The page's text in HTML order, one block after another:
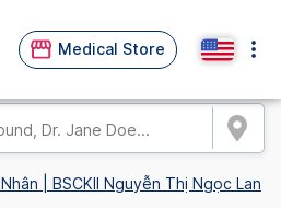
Medical Store
| BSCKII Nguyễn Thị Ngọc Lan